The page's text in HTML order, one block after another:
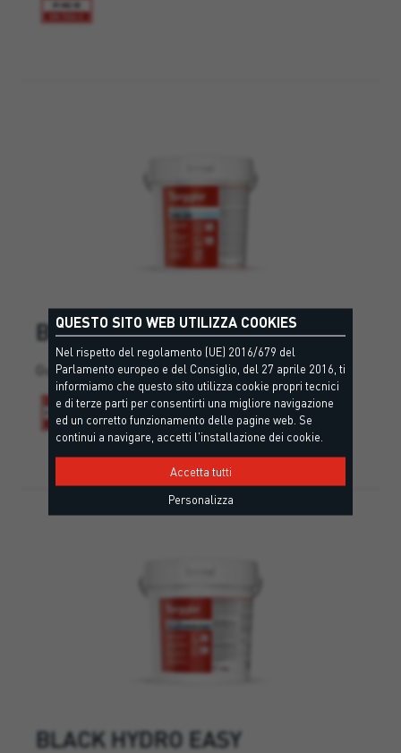
BW 200
Guaina bituminosa multifunzione.
BLACK HYDRO EASY
QUESTO SITO WEB UTILIZZA COOKIES
Nel rispetto del regolamento (UE) 2016/679 del
Parlamento europeo e del Consiglio, del 27 aprile 2016, ti
informiamo che questo sito utilizza cookie propri tecnici
e di terze parti per consentirti una migliore navigazione
ed un corretto funzionamento delle pagine web. Se
continui a navigare, accetti l'installazione dei cookie.
Accetta tutti
Personalizza